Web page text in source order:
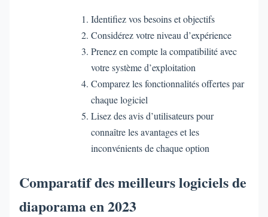
Identifiez vos besoins et objectifs
Considérez votre niveau d’expérience
Prenez en compte la compatibilité avec
votre système d’exploitation
Comparez les fonctionnalités offertes par
chaque logiciel
Lisez des avis d’utilisateurs pour
connaître les avantages et les
inconvénients de chaque option
Comparatif des meilleurs logiciels de
diaporama en 2023